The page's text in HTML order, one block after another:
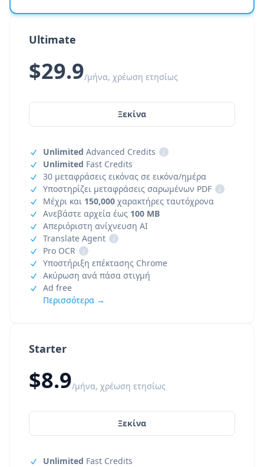
Starter
$8.9/μήνα, χρέωση ετησίως
Ξεκίνα
Unlimited Fast Credits
Ultimate
$29.9/μήνα, χρέωση ετησίως
Ξεκίνα
Unlimited Advanced Credits
i
Unlimited Fast Credits
30 μεταφράσεις εικόνας σε εικόνα/ημέρα
Υποστηρίζει μεταφράσεις σαρωμένων PDF
i
Μέχρι και 150,000 χαρακτήρες ταυτόχρονα
Ανεβάστε αρχεία έως 100 MB
Απεριόριστη ανίχνευση AI
Translate Agent
i
Pro OCR
i
Υποστήριξη επέκτασης Chrome
Ακύρωση ανά πάσα στιγμή
Ad free
Περισσότερα →